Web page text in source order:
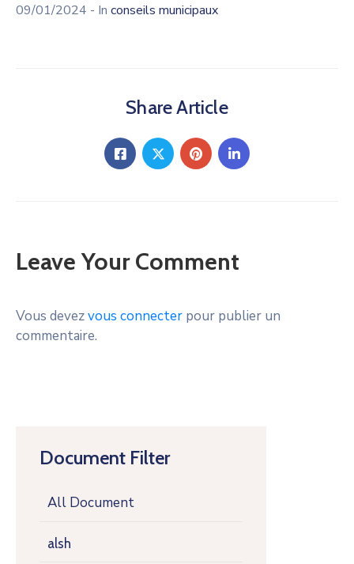
Document Filter
All Document
alsh
09/01/2024 - In conseils municipaux
Share Article
Leave Your Comment
Vous devezvous connecter pour publier un
commentaire.